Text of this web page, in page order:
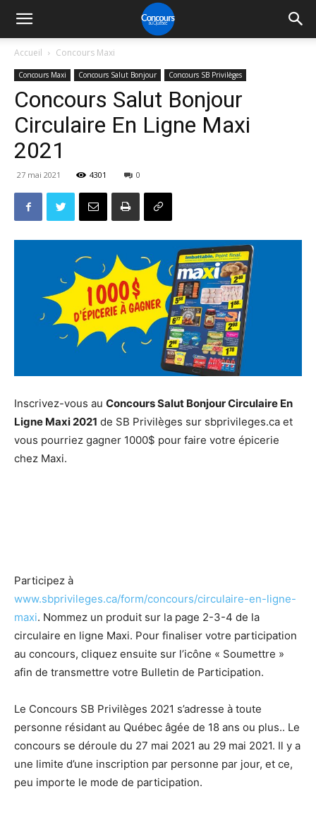
Accueil Concours Maxi
Concours Maxi Concours Salut Bonjour Concours SB Privilèges
Concours Salut Bonjour
Circulaire En Ligne Maxi
2021
27 mai 2021 4301 0
Inscrivez-vous au Concours Salut Bonjour Circulaire En
Ligne Maxi 2021 de SB Privilèges sur sbprivileges.ca et
vous pourriez gagner 1000$ pour faire votre épicerie
chez Maxi.
Participez à
www.sbprivileges.ca/form/concours/circulaire-en-ligne-
maxi. Nommez un produit sur la page 2-3-4 de la
circulaire en ligne Maxi. Pour finaliser votre participation
au concours, cliquez ensuite sur l’icône « Soumettre »
afin de transmettre votre Bulletin de Participation.
Le Concours SB Privilèges 2021 s’adresse à toute
personne résidant au Québec âgée de 18 ans ou plus.. Le
concours se déroule du 27 mai 2021 au 29 mai 2021. Il y a
une limite d’une inscription par personne par jour, et ce,
peu importe le mode de participation.